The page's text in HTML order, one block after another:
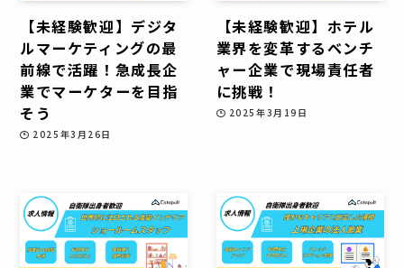
【未経験歓迎】デジタ
ルマーケティングの最
前線で活躍！急成長企
業でマーケターを目指
そう
2025年3月26日
【未経験歓迎】ホテル
業界を変革するベンチ
ャー企業で現場責任者
に挑戦！
2025年3月19日